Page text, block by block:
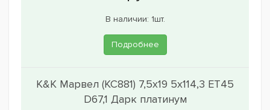
В наличии: 1шт.
Подробнее
K&K Марвел (КС881) 7,5x19 5x114,3 ET45
D67,1 Дарк платинум